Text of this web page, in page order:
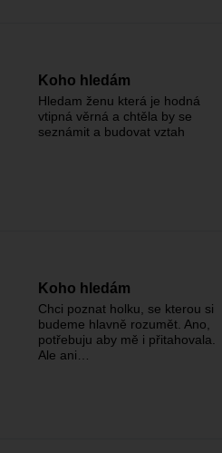
Koho hledám
Hledam ženu která je hodná
vtipná věrná a chtěla by se
seznámit a budovat vztah
Koho hledám
Chci poznat holku, se kterou si
budeme hlavně rozumět. Ano,
potřebuju aby mě i přitahovala.
Ale ani…